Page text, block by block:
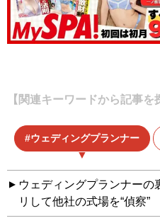
【関連キーワードから記事を
ウェディングプランナー
ウェディングプランナーの
リして他社の式場を“偵察”